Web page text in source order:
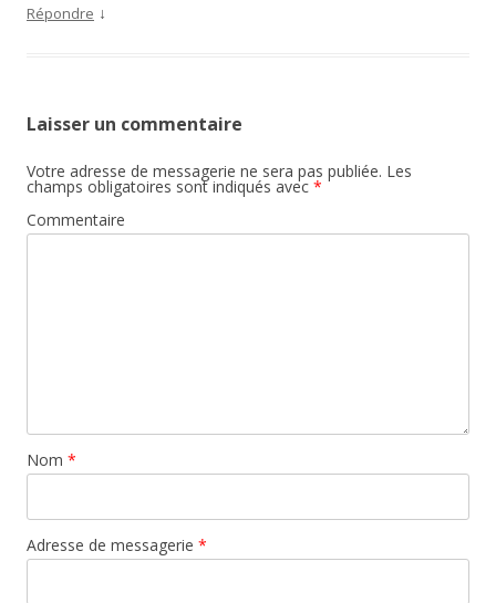
Répondre ↓
Laisser un commentaire
Votre adresse de messagerie ne sera pas publiée. Les
champs obligatoires sont indiqués avec *
Commentaire
Nom *
Adresse de messagerie *